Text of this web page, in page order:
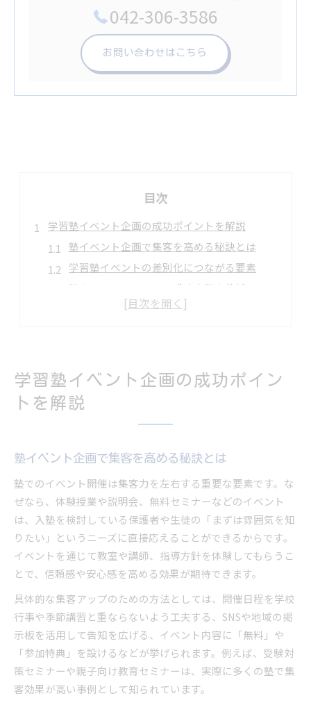
042-306-3586
お問い合わせはこちら
目次
学習塾イベント企画の成功ポイントを解説
塾イベント企画で集客を高める秘訣とは
学習塾イベントの差別化につながる要素
塾ならではのイベント成功事例を分析
生徒・保護者が満足する塾イベント設計
塾イベントで保護者の信頼を得る方法
塾イベント運営における役割分担の重要性
保護者目線の塾イベント満足度向上術
塾イベント後のフィードバック活用法
体験授業を活用した塾の集客実例に学ぶ
塾の体験授業イベントで集客を実現
体験型塾イベントが生徒獲得に有効な理由
塾イベントの流れと参加者の声を紹介
塾の体験授業イベントで信頼を築くポイント
体験授業後の塾への入塾率向上施策
差別化のヒントになる塾イベントとは何か
塾イベントで独自性を高めるアイデア集
学習塾ならではのイベント差別化戦略
塾イベントに差をつけるテーマ選定のコツ
ユニークな塾イベントで記憶に残る体験を
学習塾イベント企画の成功ポイン
トを解説
塾イベント企画で集客を高める秘訣とは
塾でのイベント開催は集客力を左右する重要な要素です。な
ぜなら、体験授業や説明会、無料セミナーなどのイベント
は、入塾を検討している保護者や生徒の「まずは雰囲気を知
りたい」というニーズに直接応えることができるからです。
イベントを通じて教室や講師、指導方針を体験してもらうこ
とで、信頼感や安心感を高める効果が期待できます。
具体的な集客アップのための方法としては、開催日程を学校
行事や季節講習と重ならないよう工夫する、SNSや地域の掲
示板を活用して告知を広げる、イベント内容に「無料」や
「参加特典」を設けるなどが挙げられます。例えば、受験対
策セミナーや親子向け教育セミナーは、実際に多くの塾で集
客効果が高い事例として知られています。